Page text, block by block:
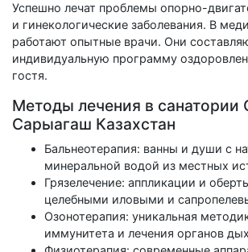
Успешно лечат проблемы опорно-
и гинекологические заболевания. В
работают опытные врачи. Они
индивидуальную программу
гостя.
Методы лечения в санатории
Сарыагаш Казахстан
Бальнеотерапия: ванны и души с
минеральной водой из местных
Грязелечение: аппликации и
целебными иловыми и
Озонотерапия: уникальная
иммунитета и лечения органов